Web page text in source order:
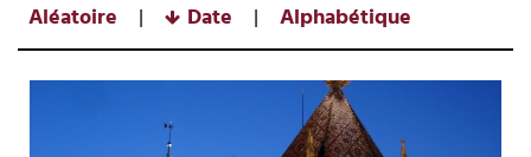
Aléatoire Date Alphabétique